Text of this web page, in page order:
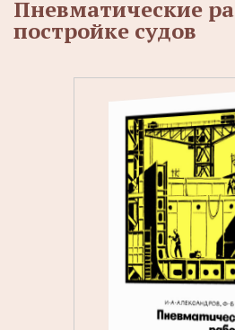
Пневматические
постройке судов